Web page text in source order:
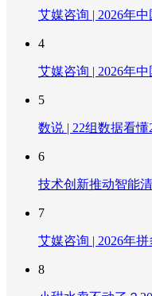
艾媒咨询 | 2026年
4
艾媒咨询 | 2026年
5
数说 | 22组数据看
6
技术创新推动智能
7
艾媒咨询 | 2026年
8